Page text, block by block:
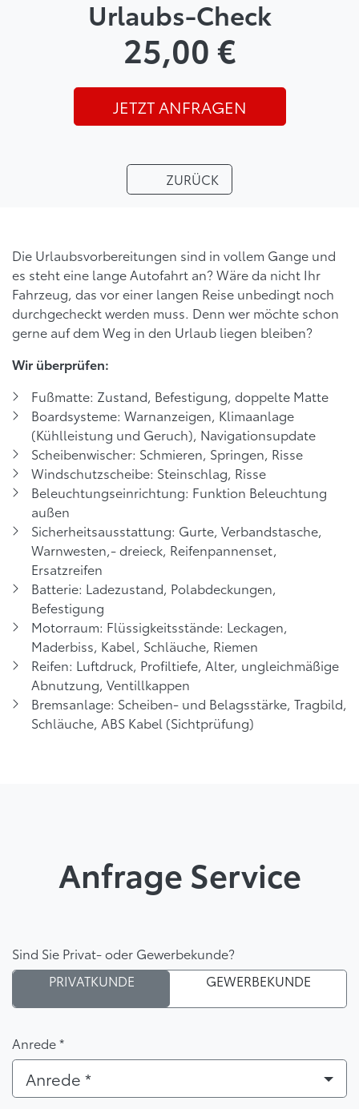
Urlaubs-Check
25,00 €
ZURÜCK
JETZT ANFRAGEN
Die Urlaubsvorbereitungen sind in vollem Gange und
es steht eine lange Autofahrt an? Wäre da nicht Ihr
Fahrzeug, das vor einer langen Reise unbedingt noch
durchgecheckt werden muss. Denn wer möchte schon
gerne auf dem Weg in den Urlaub liegen bleiben?
Wir überprüfen:
Fußmatte: Zustand, Befestigung, doppelte Matte
Boardsysteme: Warnanzeigen, Klimaanlage
(Kühlleistung und Geruch), Navigationsupdate
Scheibenwischer: Schmieren, Springen, Risse
Windschutzscheibe: Steinschlag, Risse
Beleuchtungseinrichtung: Funktion Beleuchtung
außen
Sicherheitsausstattung: Gurte, Verbandstasche,
Warnwesten,- dreieck, Reifenpannenset,
Ersatzreifen
Batterie: Ladezustand, Polabdeckungen,
Befestigung
Motorraum: Flüssigkeitsstände: Leckagen,
Maderbiss, Kabel, Schläuche, Riemen
Reifen: Luftdruck, Profiltiefe, Alter, ungleichmäßige
Abnutzung, Ventillkappen
Bremsanlage: Scheiben- und Belagsstärke, Tragbild,
Schläuche, ABS Kabel (Sichtprüfung)
Anfrage Service
Sind Sie Privat- oder Gewerbekunde?
PRIVATKUNDE
GEWERBEKUNDE
Anrede *
Anrede *